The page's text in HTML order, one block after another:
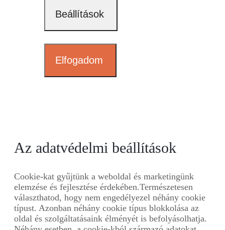
Beállítások
Elfogadom
Az adatvédelmi beállítások
Cookie-kat gyűjtünk a weboldal és marketingünk
elemzése és fejlesztése érdekében.Természetesen
választhatod, hogy nem engedélyezel néhány cookie
típust. Azonban néhány cookie típus blokkolása az
oldal és szolgáltatásaink élményét is befolyásolhatja.